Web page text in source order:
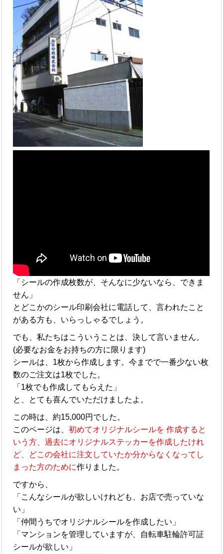
「シールの作成枚数が、そんなに少ないなら、できま
せん」
とどこかのシール印刷会社に電話して、言われたこと
がある方も、いらっしゃるでしょう。
でも、私たちはこういうことは、決して言いません。
(必要なお金をお持ちの方に限ります)
シールは、1枚から作成します。今までで一番少ない枚
数のご注文は1枚でした。
「1枚でも作成してもらえた」
と、とても喜んでいただけましたよ。
この時は、約15,000円でした。
このページは、初めてオリジナルシールを 作成すると
いう方、過去にオリジナルステッカーを作成したけれ
ど、どこの会社に注文していたか分からなくなってし
まった方のために作りました。
ですから、
「こんなシールが欲しいけれども、お店で売っていな
い」
「仲間うちでオリジナルシールを作成したい」
「マンションを管理していますが、自転車駐輪許可証
シールが欲しい」